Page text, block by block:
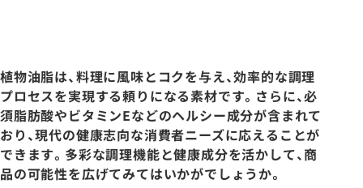
植物油脂は、料理に風味とコクを与え、効率的な調理
プロセスを実現する頼りになる素材です。さらに、必
須脂肪酸やビタミンEなどのヘルシー成分が含まれて
おり、現代の健康志向な消費者ニーズに応えることが
できます。多彩な調理機能と健康成分を活かして、商
品の可能性を広げてみてはいかがでしょうか。